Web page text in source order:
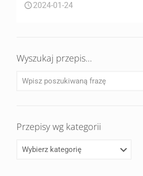
2024-01-24
Wyszukaj przepis…
Przepisy wg kategorii